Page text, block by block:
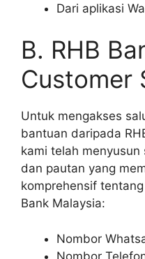
Dari aplikasi
B. RHB
Customer
Untuk mengakses
bantuan daripada
kami telah
dan pautan yang
komprehensif
Bank Malaysia:
Nombor
Nombor